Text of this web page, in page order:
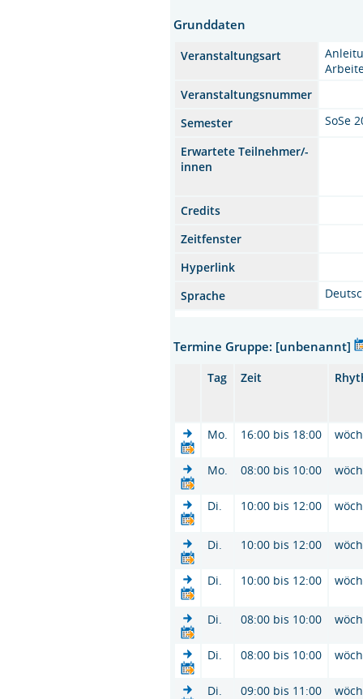
Grunddaten
Veranstaltungsart
Veranstaltungsnummer
Semester
SoSe
Erwartete Teilnehmer/-
innen
Credits
Zeitfenster
Hyperlink
Sprache
Termine Gruppe: [unbenannt]
Tag Zeit
Mo. 16:00 bis 18:00
Mo. 08:00 bis 10:00
Di. 10:00 bis 12:00
Di. 10:00 bis 12:00
Di. 10:00 bis 12:00
Di. 08:00 bis 10:00
Di. 08:00 bis 10:00
Di. 09:00 bis 11:00